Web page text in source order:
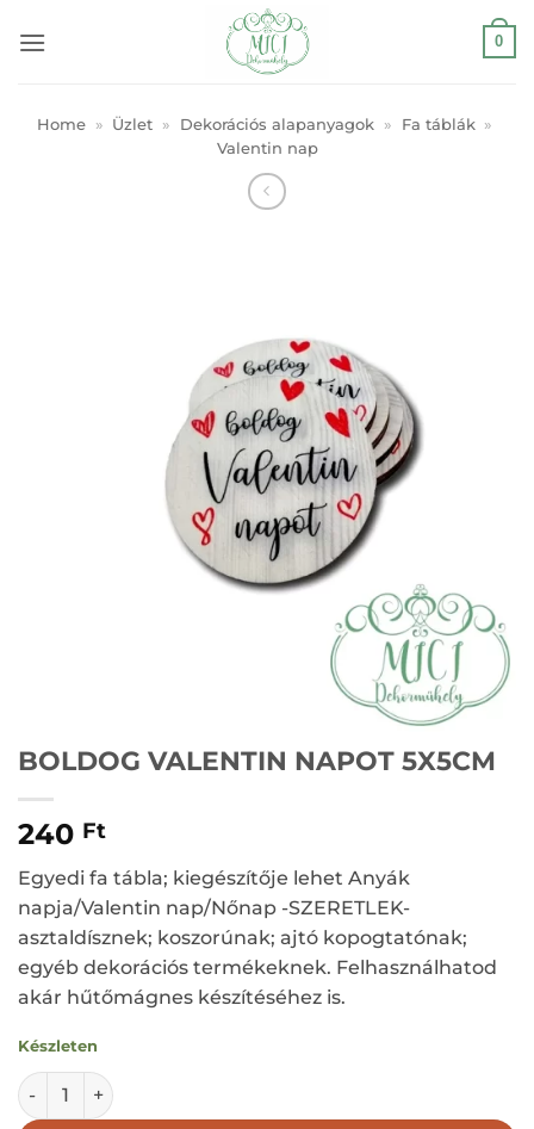
0
Home » Üzlet » Dekorációs alapanyagok » Fa táblák »
Valentin nap
BOLDOG VALENTIN NAPOT 5X5CM
240 Ft
Egyedi fa tábla; kiegészítője lehet Anyák
napja/Valentin nap/Nőnap -SZERETLEK-
asztaldísznek; koszorúnak; ajtó kopogtatónak;
egyéb dekorációs termékeknek. Felhasználhatod
akár hűtőmágnes készítéséhez is.
Készleten
BOLDOG VALENTIN NAPOT 5X5CM mennyiség